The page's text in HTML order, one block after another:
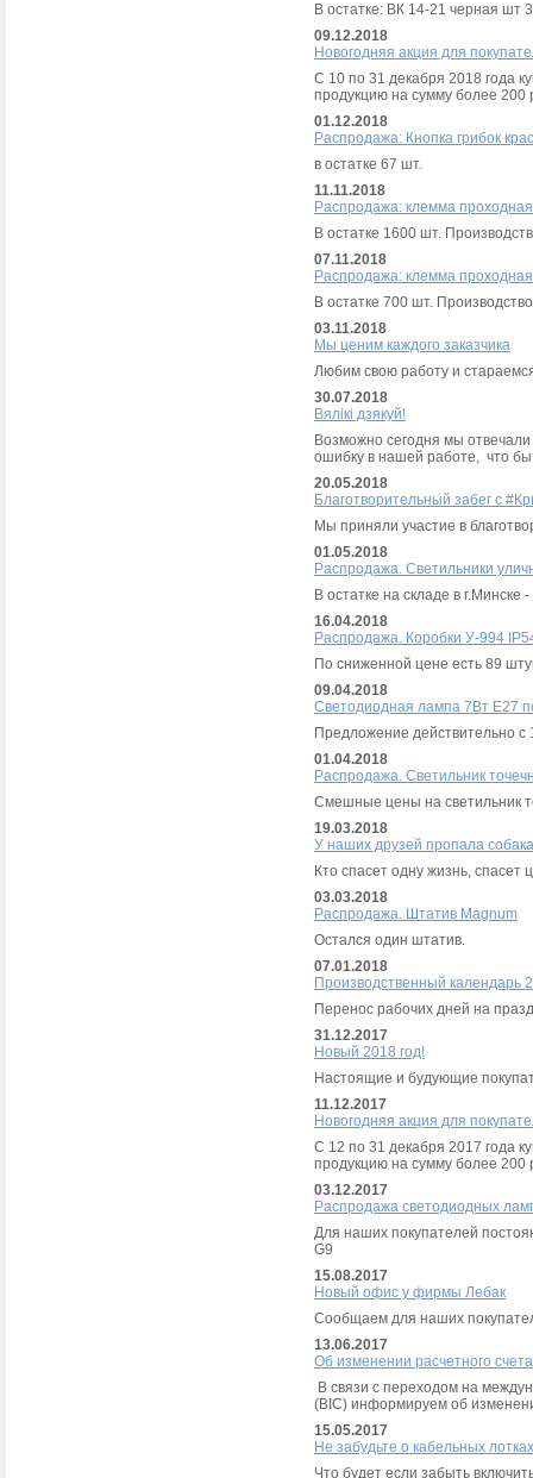
В остатке: ВК 14-21 черная шт
09.12.2018
Новогодняя акция для
С 10 по 31 декабря 2018 года
продукцию на сумму более 200
01.12.2018
Распродажа: Кнопка грибок
в остатке 67 шт.
11.11.2018
Распродажа: клемма
В остатке 1600 шт.
07.11.2018
Распродажа: клемма
В остатке 700 шт.
03.11.2018
Мы ценим каждого заказчика
Любим свою работу и
30.07.2018
Вялiкi дзякуй!
Возможно сегодня мы
ошибку в нашей работе, что
20.05.2018
Благотворительный забег с
Мы приняли участие в
01.05.2018
Распродажа. Светильники
В остатке на складе в г.Минске
16.04.2018
Распродажа. Коробки У-994
По сниженной цене есть 89
09.04.2018
Светодиодная лампа 7Вт Е27
Предложение действительно
01.04.2018
Распродажа. Светильник
Смешные цены на светильник
19.03.2018
У наших друзей пропала собака
Кто спасет одну жизнь, спасет
03.03.2018
Распродажа. Штатив Magnum
Остался один штатив.
07.01.2018
Производственный календарь
Перенос рабочих дней на
31.12.2017
Новый 2018 год!
Настоящие и будующие
11.12.2017
Новогодняя акция для
С 12 по 31 декабря 2017 года
продукцию на сумму более 200
03.12.2017
Распродажа светодиодных
Для наших покупателей
G9
15.08.2017
Новый офис у фирмы Лебак
Сообщаем для наших
13.06.2017
Об изменении расчетного
В связи с переходом на
(BIC) информируем об
15.05.2017
Не забудьте о кабельных
Что будет если забыть